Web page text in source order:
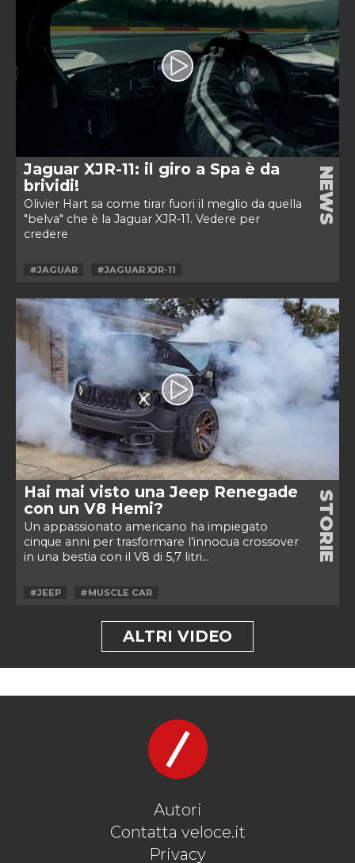
Jaguar XJR-11: il giro a Spa è da
brividi!
Olivier Hart sa come tirar fuori il meglio da quella
"belva" che è la Jaguar XJR-11. Vedere per
credere
NEWS
#JAGUAR #JAGUAR XJR-11
Hai mai visto una Jeep Renegade
con un V8 Hemi?
Un appassionato americano ha impiegato
cinque anni per trasformare l’innocua crossover
in una bestia con il V8 di 5,7 litri...
STORIE
#JEEP #MUSCLE CAR
ALTRI VIDEO
Autori
Contatta veloce.it
Privacy